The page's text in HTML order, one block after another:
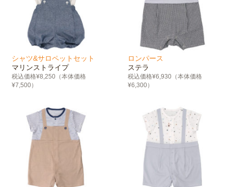
シャツ&サロペットセット
マリンストライプ
税込価格¥8,250（本体価格
¥7,500）
ロンパース
ステラ
税込価格¥6,930（本体価格
¥6,300）